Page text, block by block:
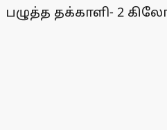
பழுத்த தக்காளி- 2